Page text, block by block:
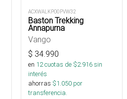
ACXWALKPO0PVW32
Baston Trekking
Annapurna
Vango
$ 34.990
en 12cuotas de $2.916sin
interés
ahorras $1.050 por
transferencia.